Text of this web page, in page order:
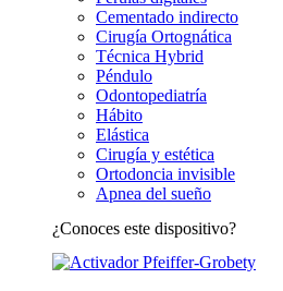
Cementado indirecto
Cirugía Ortognática
Técnica Hybrid
Péndulo
Odontopediatría
Hábito
Elástica
Cirugía y estética
Ortodoncia invisible
Apnea del sueño
¿Conoces este dispositivo?